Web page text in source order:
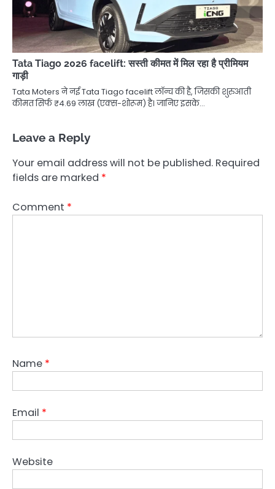
Tata Tiago 2026 facelift: सस्ती कीमत में मिल रहा है प्रीमियम
गाड़ी
Tata Moters ने नई Tata Tiago facelift लॉन्च की है, जिसकी शुरुआती
कीमत सिर्फ ₹4.69 लाख (एक्स-शोरूम) है। जानिए इसके…
Leave a Reply
Your email address will not be published. Required
fields are marked *
Comment *
Name *
Email *
Website